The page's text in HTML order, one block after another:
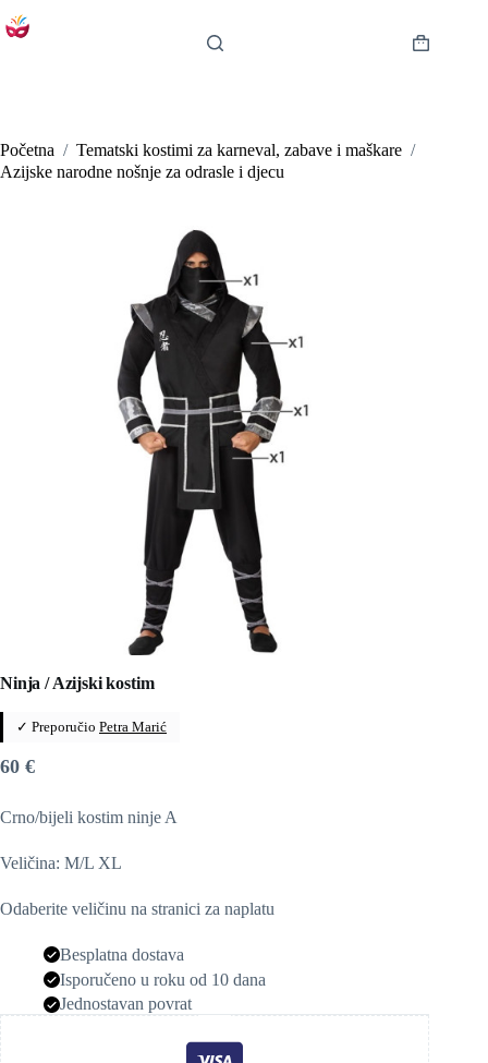
na
Košarica
Početna / Tematski kostimi za karneval, zabave i maškare /
Azijske narodne nošnje za odrasle i djecu
Ninja / Azijski kostim
✓ Preporučio Petra Marić
60 €
Crno/bijeli kostim ninje A
Veličina: M/L XL
Odaberite veličinu na stranici za naplatu
Besplatna dostava
Isporučeno u roku od 10 dana
Jednostavan povrat